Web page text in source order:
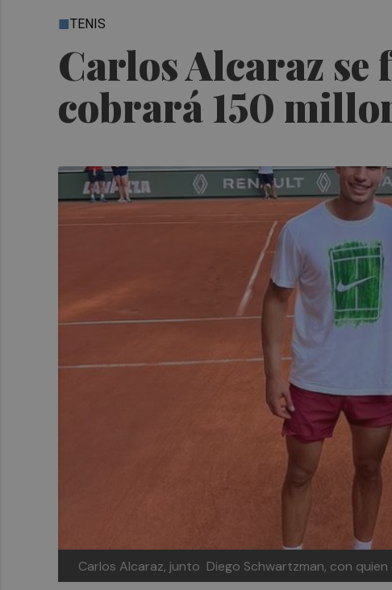
Carlos Alcaraz
cobrará 150
TENIS
Carlos Alcaraz, junto Diego Schwartzman, con quien